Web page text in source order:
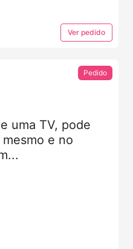
Ver pedido
Pedido
uma TV, pode
e no